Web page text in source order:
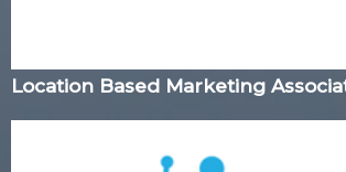
Location Based Marketing